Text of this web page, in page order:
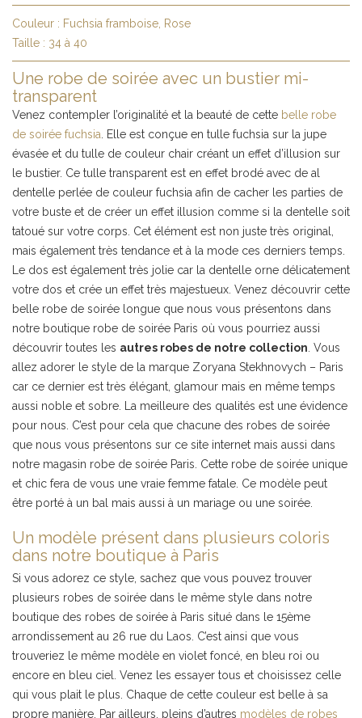
Couleur : Fuchsia framboise, Rose
Taille : 34 à 40
Une robe de soirée avec un bustier mi-
transparent
Venez contempler l’originalité et la beauté de cette belle robe
de soirée fuchsia . Elle est conçue en tulle fuchsia sur la jupe
évasée et du tulle de couleur chair créant un effet d’illusion sur
le bustier. Ce tulle transparent est en effet brodé avec de al
dentelle perlée de couleur fuchsia afin de cacher les parties de
votre buste et de créer un effet illusion comme si la dentelle soit
tatoué sur votre corps. Cet élément est non juste très original,
mais également très tendance et à la mode ces derniers temps.
Le dos est également très jolie car la dentelle orne délicatement
votre dos et crée un effet très majestueux. Venez découvrir cette
belle robe de soirée longue que nous vous présentons dans
notre boutique robe de soirée Paris où vous pourriez aussi
découvrir toutes les autres robes de notre collection . Vous
allez adorer le style de la marque Zoryana Stekhnovych – Paris
car ce dernier est très élégant, glamour mais en même temps
aussi noble et sobre. La meilleure des qualités est une évidence
pour nous. C’est pour cela que chacune des robes de soirée
que nous vous présentons sur ce site internet mais aussi dans
notre magasin robe de soirée Paris. Cette robe de soirée unique
et chic fera de vous une vraie femme fatale. Ce modèle peut
être porté à un bal mais aussi à un mariage ou une soirée.
Un modèle présent dans plusieurs coloris
dans notre boutique à Paris
Si vous adorez ce style, sachez que vous pouvez trouver
plusieurs robes de soirée dans le même style dans notre
boutique des robes de soirée à Paris situé dans le 15ème
arrondissement au 26 rue du Laos. C’est ainsi que vous
trouveriez le même modèle en violet foncé, en bleu roi ou
encore en bleu ciel. Venez les essayer tous et choisissez celle
qui vous plait le plus. Chaque de cette couleur est belle à sa
propre manière. Par ailleurs, pleins d’autres modèles de robes